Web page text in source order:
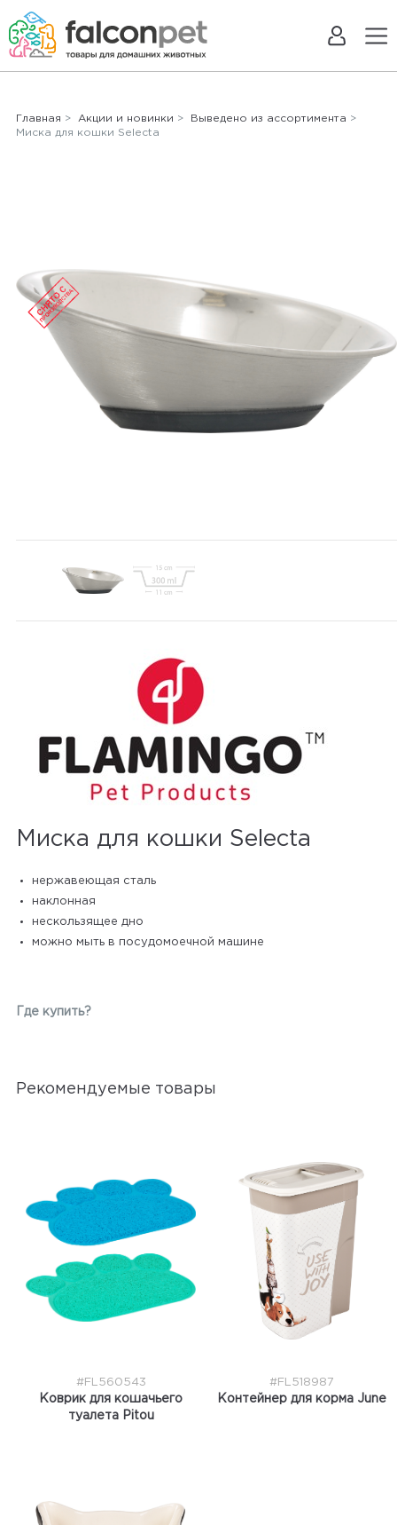
Главная > Акции и новинки > Выведено из ассортимента >
Миска для кошки Selecta
Миска для кошки Selecta
нержавеющая сталь
наклонная
нескользящее дно
можно мыть в посудомоечной машине
Где купить?
Рекомендуемые товары
#FL560543
Коврик для кошачьего
туалета Pitou
#FL518987
Контейнер для корма June